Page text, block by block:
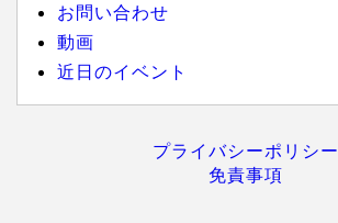
お問い合わせ
動画
近日のイベント
プライバシーポリシー
免責事項